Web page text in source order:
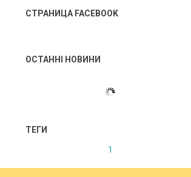
СТРАНИЦА FACEBOOK
ОСТАННІ НОВИНИ
ТЕГИ
1